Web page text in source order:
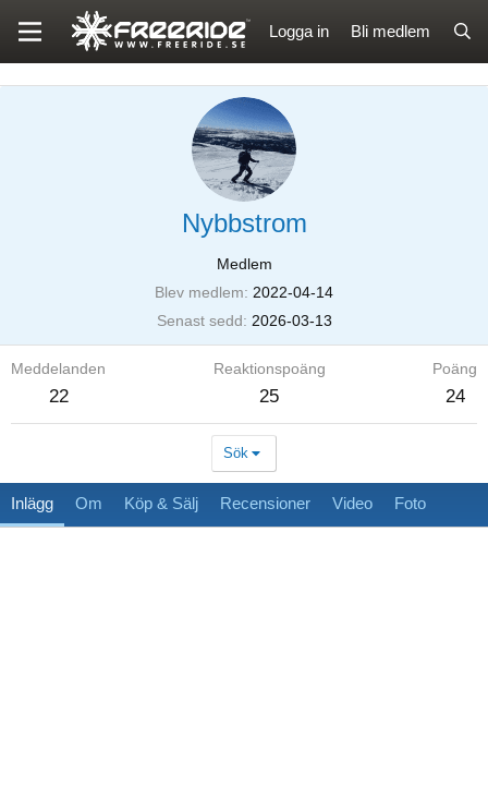
Logga in Bli medlem
Nybbstrom
Medlem
Blev medlem
2022-04-14
Senast sedd
2026-03-13
Meddelanden
22
Reaktionspoäng
25
Poäng
24
Sök
Inlägg Om Köp & Sälj Recensioner Video Foto